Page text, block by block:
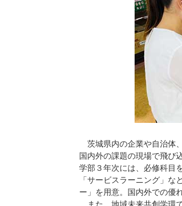
茨城県内の企業や自治体
国内外の課題の現場で飛び
学部３年次には、必修科目
「サービスラーニング」
ー」を用意。国内外での優
また、地域未来共創学環